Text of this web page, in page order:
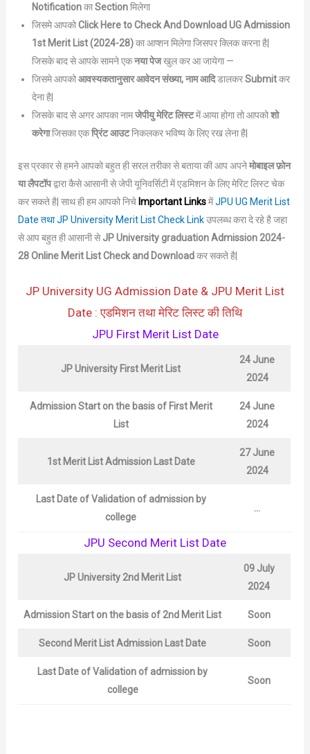
NotificationकाSectionमिलेगा
जिसमे आपकोClick Here to Check And Download UG Admission
1st Merit List (2024-28)का आप्शन मिलेगा जिसपर क्लिक करना है|
जिसके बाद से आपके सामने एकनया पेजखुल कर आ जायेगा —
जिसमे आपकोआवस्यकतानुसार आवेदन संख्या, नाम आदिडालकरSubmitकर
देना है|
जिसके बाद से अगर आपका नामजेपीयु मेरिट लिस्टमें आया होगा तो आपकोशो
करेगाजिसका एकप्रिंट आउटनिकलकर भविष्य के लिए रख लेना है|
इस प्रकार से हमने आपको बहुत ही सरल तरीका से बताया की आप अपनेमोबाइल फ़ोन
या लैपटॉपद्वारा कैसे आसानी से जेपी यूनिवर्सिटी में एडमिशन के लिए मेरिट लिस्ट चेक
कर सकते है| साथ ही हम आपको निचे Important LinksमेंJPU UG Merit List
Date तथा JP University Merit ListCheck Linkउपलब्ध करा दे रहे है जहा
से आप बहुत ही आसानी सेJP University graduation Admission 2024-
28 Online Merit List Check and Downloadकर सकते है|
JP University UG Admission Date & JPU Merit List
Date : एडमिशन तथा मेरिट लिस्ट की तिथि
JPU First Merit List Date
JP University First Merit List
24 June
2024
Admission Start on the basis of First Merit
List
24 June
2024
1st Merit ListAdmission Last Date
27 June
2024
Last Date of Validation of admission by
college
…
JPU Second Merit List Date
JP University 2nd Merit List
09 July
2024
Admission Start on the basis of 2nd Merit List Soon
Second Merit ListAdmission Last Date Soon
Last Date of Validation of admission by
college
Soon